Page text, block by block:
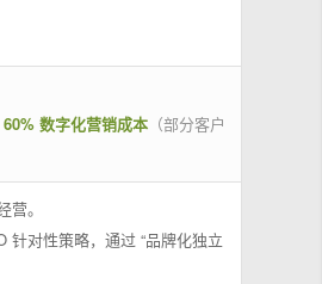
数字化营销成本 （部分客户
。
针对性策略，通过 “品牌化独立